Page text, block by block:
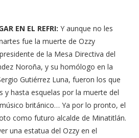
EN EL REFRI: Y aunque no les
fue la muerte de Ozzy
de la Mesa Directiva del
Noroña, y su homólogo en la
Gutiérrez Luna, fueron los que
y hasta esquelas por la muerte del
británico… Ya por lo pronto, el
como futuro alcalde de Minatitlán.
una estatua del Ozzy en el